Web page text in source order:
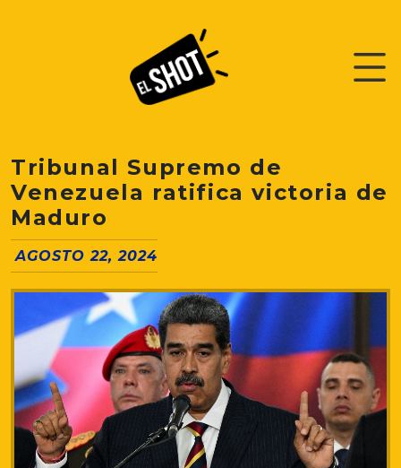
Tribunal Supremo de
Venezuela ratifica victoria de
Maduro
AGOSTO 22, 2024